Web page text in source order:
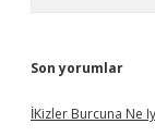
Son yorumlar
İKizler Burcuna Ne